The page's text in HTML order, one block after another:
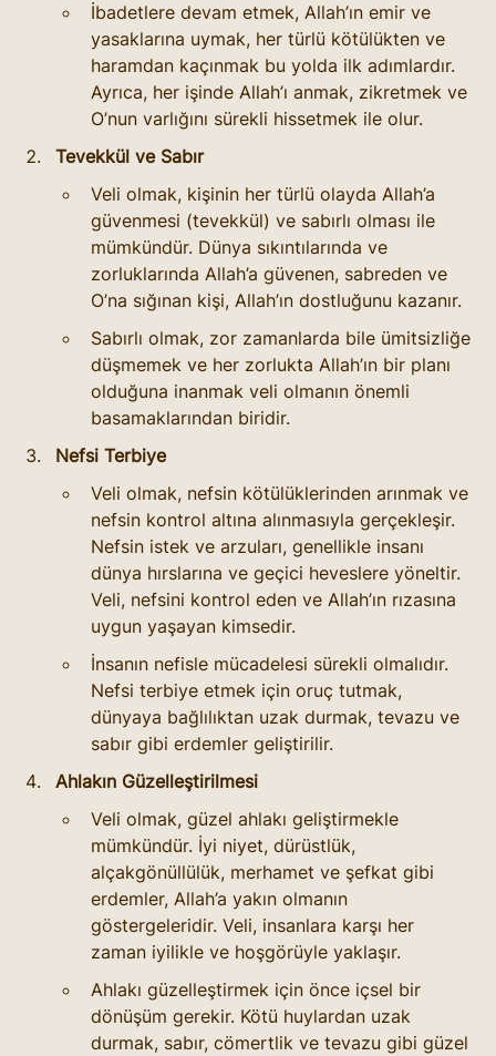
İbadetlere devam etmek, Allah’ın emir ve
yasaklarına uymak, her türlü kötülükten ve
haramdan kaçınmak bu yolda ilk adımlardır.
Ayrıca, her işinde Allah’ı anmak, zikretmek ve
O’nun varlığını sürekli hissetmek ile olur.
Tevekkül ve Sabır
Veli olmak, kişinin her türlü olayda Allah’a
güvenmesi (tevekkül) ve sabırlı olması ile
mümkündür. Dünya sıkıntılarında ve
zorluklarında Allah’a güvenen, sabreden ve
O’na sığınan kişi, Allah’ın dostluğunu kazanır.
Sabırlı olmak, zor zamanlarda bile ümitsizliğe
düşmemek ve her zorlukta Allah’ın bir planı
olduğuna inanmak veli olmanın önemli
basamaklarından biridir.
Nefsi Terbiye
Veli olmak, nefsin kötülüklerinden arınmak ve
nefsin kontrol altına alınmasıyla gerçekleşir.
Nefsin istek ve arzuları, genellikle insanı
dünya hırslarına ve geçici heveslere yöneltir.
Veli, nefsini kontrol eden ve Allah’ın rızasına
uygun yaşayan kimsedir.
İnsanın nefisle mücadelesi sürekli olmalıdır.
Nefsi terbiye etmek için oruç tutmak,
dünyaya bağlılıktan uzak durmak, tevazu ve
sabır gibi erdemler geliştirilir.
Ahlakın Güzelleştirilmesi
Veli olmak, güzel ahlakı geliştirmekle
mümkündür. İyi niyet, dürüstlük,
alçakgönüllülük, merhamet ve şefkat gibi
erdemler, Allah’a yakın olmanın
göstergeleridir. Veli, insanlara karşı her
zaman iyilikle ve hoşgörüyle yaklaşır.
Ahlakı güzelleştirmek için önce içsel bir
dönüşüm gerekir. Kötü huylardan uzak
durmak, sabır, cömertlik ve tevazu gibi güzel